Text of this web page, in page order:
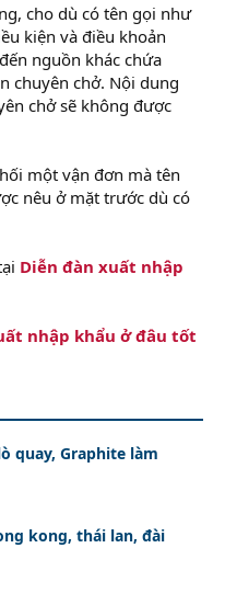
cho dù có tên gọi như
kiện và điều khoản
nguồn khác chứa
chuyên chở. Nội dung
chở sẽ không được
một vận đơn mà tên
nêu ở mặt trước dù có
Diễn đàn xuất nhập
nhập khẩu ở đâu tốt
quay, Graphite làm
kong, thái lan, đài